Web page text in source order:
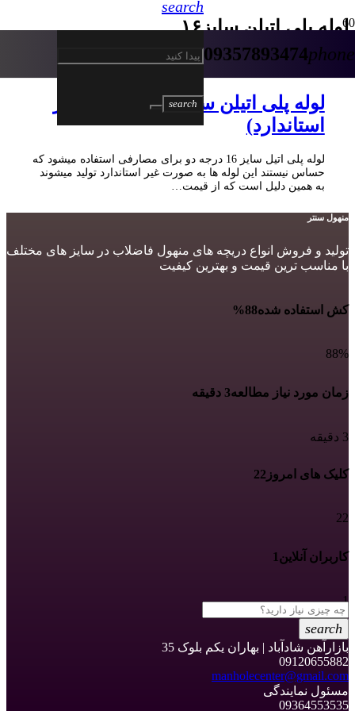
09357893474phone
search
search
لوله پلی اتیلن سایز۱۶
لوله پلی اتیلن سایز 16 درجه دو(غیر
استاندارد)
لوله پلی اتیل سایز 16 درجه دو برای مصارفی استفاده میشود که
حساس نیستند این لوله ها به صورت غیر استاندارد تولید میشوند
به همین دلیل است که از قیمت…
منهول سنتر
تولید و فروش انواع دریچه های منهول فاضلاب در سایز های مختلف
با مناسب ترین قیمت و بهترین کیفیت
کش استفاده شده88%
88%
زمان مورد نیاز مطالعه3 دقیقه
3 دقیقه
کلیک های امروز 22
22
کاربران آنلاین 1
1
search
بازارآهن شادآباد | بهاران یکم بلوک 35
09120655882
manholecenter@gmail.com
مسئول نمایندگی
09364553535